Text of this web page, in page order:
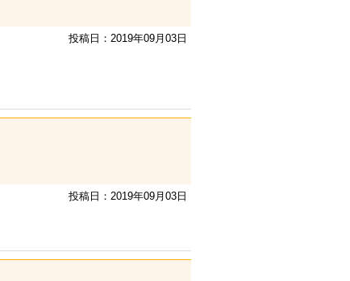
投稿日：2019年09月03日
投稿日：2019年09月03日